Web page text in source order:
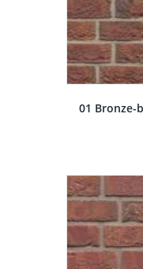
01 Bronze-